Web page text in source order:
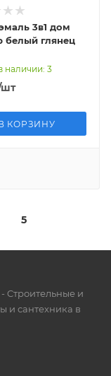
3в1 дом
белый глянец
наличии: 3
КОРЗИНУ
5
Cтроительные и
и сантехника в